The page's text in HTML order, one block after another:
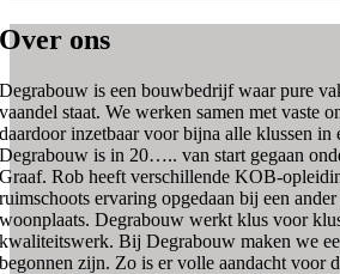
Over ons
Degrabouw is een bouwbedrijf waar pure
vaandel staat. We werken samen met vaste
daardoor inzetbaar voor bijna alle klussen in
Degrabouw is in 20….. van start gegaan
Graaf. Rob heeft verschillende KOB-
ruimschoots ervaring opgedaan bij een
woonplaats. Degrabouw werkt klus voor
kwaliteitswerk. Bij Degrabouw maken we
begonnen zijn. Zo is er volle aandacht voor